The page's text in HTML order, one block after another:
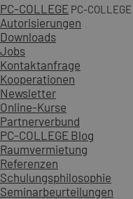
PC-COLLEGE PC-COLLEGE
Autorisierungen
Downloads
Jobs
Kontaktanfrage
Kooperationen
Newsletter
Online-Kurse
Partnerverbund
PC-COLLEGE Blog
Raumvermietung
Referenzen
Schulungsphilosophie
Seminarbeurteilungen